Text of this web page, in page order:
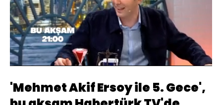
Sesi
Aç
83.55%
Oynatma
Hızı
'Mehmet Akif Ersoy ile 5. Gece',